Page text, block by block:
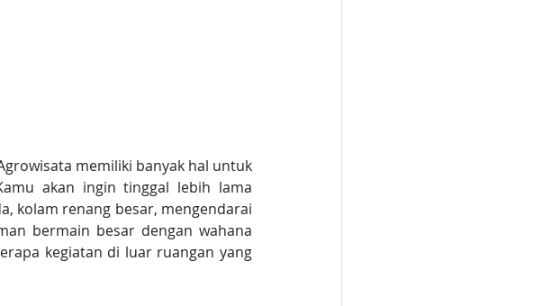
memiliki banyak hal untuk
akan ingin tinggal lebih lama
kolam renang besar, mengendarai
bermain besar dengan wahana
kegiatan di luar ruangan yang